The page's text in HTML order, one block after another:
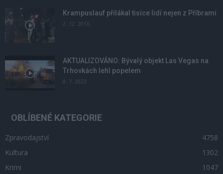
Krampuslauf přilákal tisíce lidí nejen z Příbrami
2. 12. 2016
AKTUALIZOVÁNO: Bývalý objekt Las Vegas na
Trhovkách lehl popelem
8. 7. 2023
OBLÍBENÉ KATEGORIE
Zpravodajství
4758
Kultura
1302
Krimi
1047